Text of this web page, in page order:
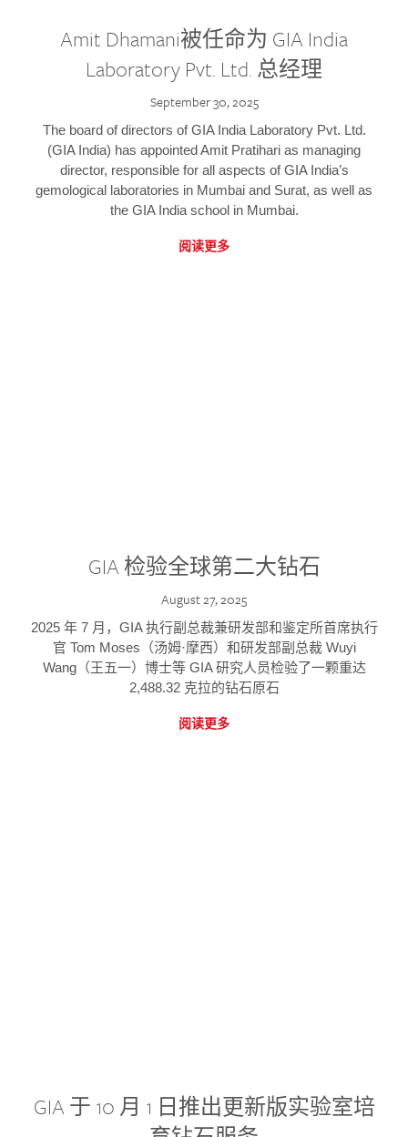
Amit Dhamani被任命为 GIA India
Laboratory Pvt. Ltd. 总经理
September 30, 2025
The board of directors of GIA India Laboratory Pvt. Ltd.
(GIA India) has appointed Amit Pratihari as managing
director, responsible for all aspects of GIA India’s
gemological laboratories in Mumbai and Surat, as well as
the GIA India school in Mumbai.
阅读更多
GIA 检验全球第二大钻石
August 27, 2025
2025 年 7 月，GIA 执行副总裁兼研发部和鉴定所首席执行
官 Tom Moses（汤姆·摩西）和研发部副总裁 Wuyi
Wang（王五一）博士等 GIA 研究人员检验了一颗重达
2,488.32 克拉的钻石原石
阅读更多
GIA 于 10 月 1 日推出更新版实验室培